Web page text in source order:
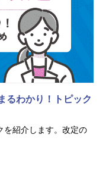
るわかり！トピック
を紹介します。改定の